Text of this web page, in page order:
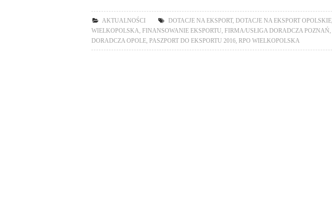
AKTUALNOŚCI DOTACJE NA EKSPORT , DOTACJE NA EKSPORT OPOLSKIE,
WIELKOPOLSKA
FINANSOWANIE EKSPORTU FIRMA/USŁIGA DORADCZA POZNAŃ
DORADCZA OPOLE
PASZPORT DO EKSPORTU 2016 RPO WIELKOPOLSKA